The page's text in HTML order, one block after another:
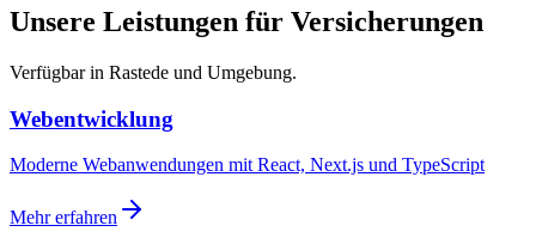
Unsere Leistungen für Versicherungen
Verfügbar in Rastede und Umgebung.
Webentwicklung
Moderne Webanwendungen mit React, Next.js und TypeScript
Mehr erfahren